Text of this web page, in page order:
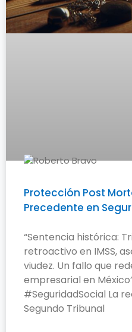
Protección Post
Precedente en
“Sentencia histórica:
retroactivo en IMSS,
viudez. Un fallo que
empresarial en
#SeguridadSocial La
Segundo Tribunal